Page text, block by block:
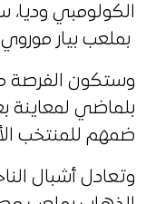
بملعب بيار
وستكون الفرصة
بلماضي لمعاينة
ضمهم للمنتخب
وتعادل أشبال